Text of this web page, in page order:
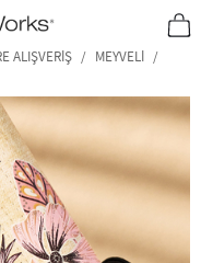
Detayları
ALIŞVERIŞ
MEYVELI